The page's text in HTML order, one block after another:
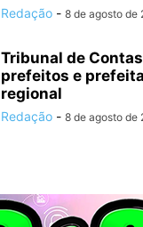
Redação - 8 de agosto de
Tribunal de
prefeitos e
regional
Redação - 8 de agosto de